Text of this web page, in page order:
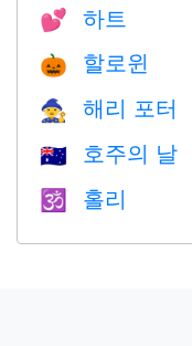
💕 하트
🎃 할로윈
🧙 해리 포터
🇦🇺 호주의 날
🕉 홀리